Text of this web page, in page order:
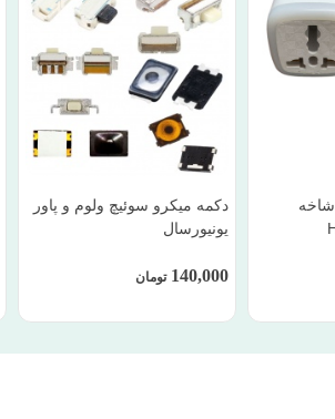
تبدیل 3 شاخه به 2 شاخه
دکمه میکرو سوئیچ ولوم و پاور
یونیورسال
140,000 تومان